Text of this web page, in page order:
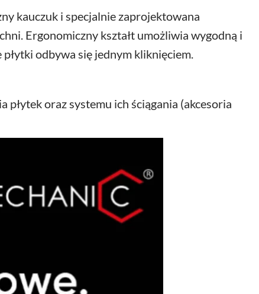
kauczuk i specjalnie zaprojektowana
Ergonomiczny kształt umożliwia wygodną i
odbywa się jednym kliknięciem.
oraz systemu ich ściągania (akcesoria